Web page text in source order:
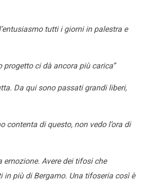
tutti i giorni in palestra e
progetto ci dà ancora più carica”
Da qui sono passati grandi liberi,
contenta di questo, non vedo l’ora di
emozione. Avere dei tifosi che
più di Bergamo. Una tifoseria così è